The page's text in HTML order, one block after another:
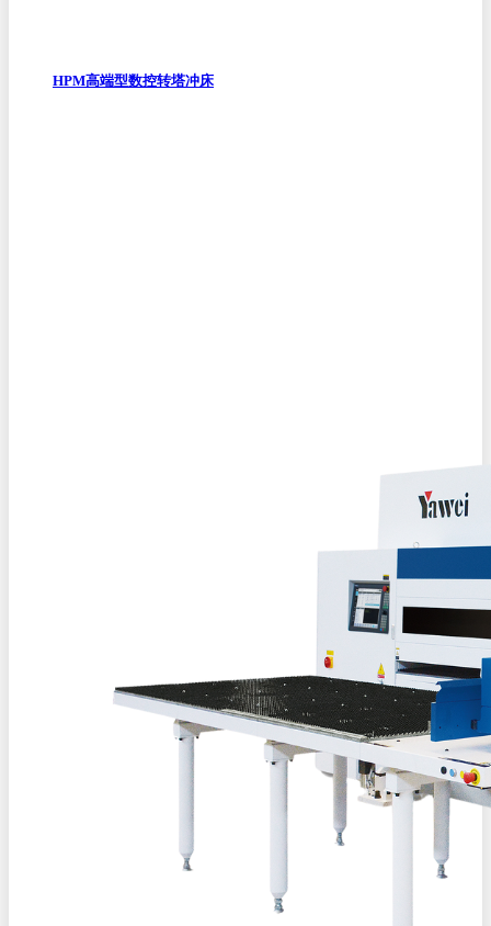
HPM高端型数控转塔冲床